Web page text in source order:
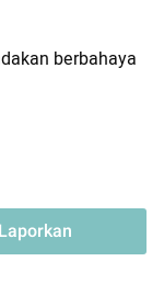
berbahaya
Laporkan